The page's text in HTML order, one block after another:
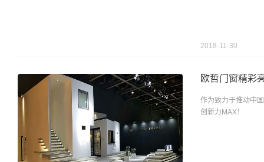
2018-11-30
欧哲门窗精彩
作为致力于推动中
创新力MAX！